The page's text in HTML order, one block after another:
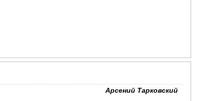
Арсений Тарковский